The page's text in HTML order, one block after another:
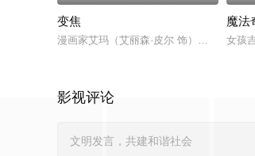
变焦
漫画家艾玛（艾丽森·皮尔 饰）正在写关
魔法
女孩
影视评论